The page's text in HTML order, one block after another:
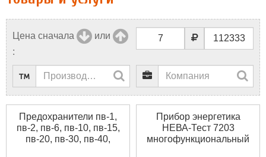
Цена сначала
или
:
Предохранители пв-1,
пв-2, пв-6, пв-10, пв-15,
пв-20, пв-30, пв-40,
Прибор энергетика
НЕВА-Тест 7203
многофункциональный